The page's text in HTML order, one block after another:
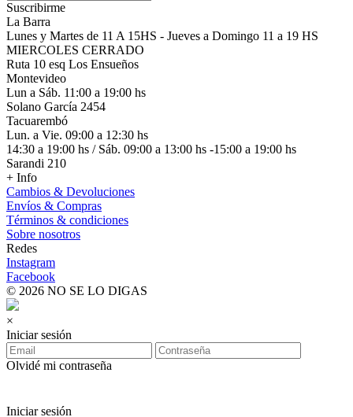
Suscribirme
La Barra
Lunes y Martes de 11 A 15HS - Jueves a Domingo 11 a 19 HS
MIERCOLES CERRADO
Ruta 10 esq Los Ensueños
Montevideo
Lun a Sáb. 11:00 a 19:00 hs
Solano García 2454
Tacuarembó
Lun. a Vie. 09:00 a 12:30 hs
14:30 a 19:00 hs / Sáb. 09:00 a 13:00 hs -15:00 a 19:00 hs
Sarandi 210
+ Info
Cambios & Devoluciones
Envíos & Compras
Términos & condiciones
Sobre nosotros
Redes
Instagram
Facebook
© 2026 NO SE LO DIGAS
×
Iniciar sesión
Olvidé mi contraseña
Iniciar sesión